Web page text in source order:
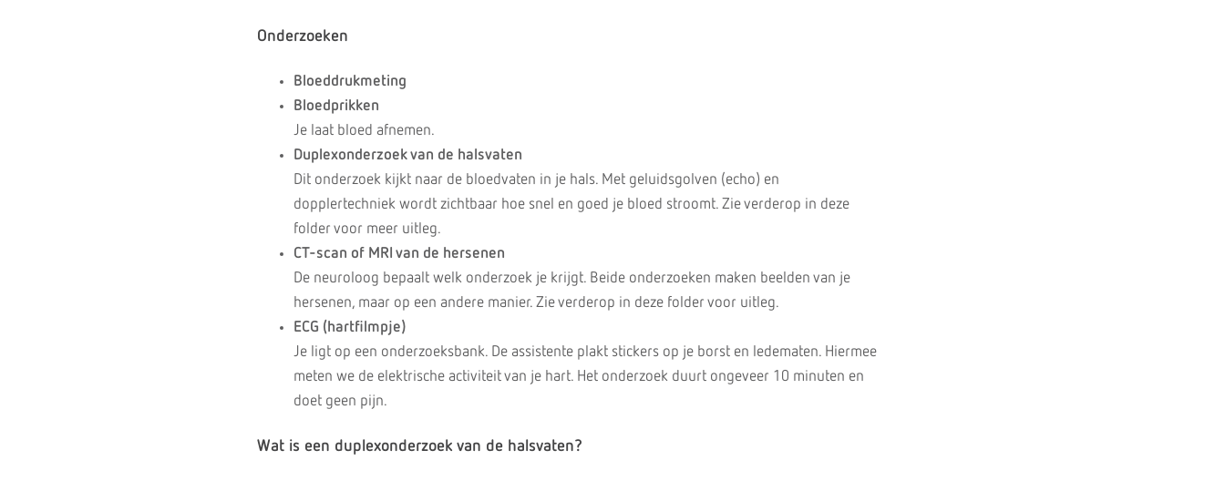
Onderzoeken
Bloeddrukmeting
Bloedprikken
Je laat bloed afnemen.
Duplexonderzoek van de halsvaten
Dit onderzoek kijkt naar de bloedvaten in je hals. Met geluidsgolven (echo) en
dopplertechniek wordt zichtbaar hoe snel en goed je bloed stroomt. Zie verderop in deze
folder voor meer uitleg.
CT-scan of MRI van de hersenen
De neuroloog bepaalt welk onderzoek je krijgt. Beide onderzoeken maken beelden van je
hersenen, maar op een andere manier. Zie verderop in deze folder voor uitleg.
ECG (hartfilmpje)
Je ligt op een onderzoeksbank. De assistente plakt stickers op je borst en ledematen. Hiermee
meten we de elektrische activiteit van je hart. Het onderzoek duurt ongeveer 10 minuten en
doet geen pijn.
Wat is een duplexonderzoek van de halsvaten?